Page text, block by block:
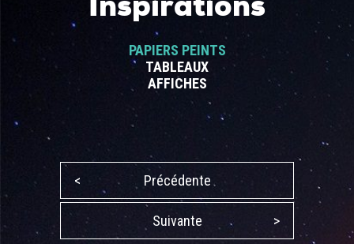
Inspirations
PAPIERS PEINTS
TABLEAUX
AFFICHES
< Précédente
Suivante >